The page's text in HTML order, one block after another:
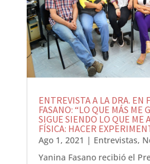
ENTREVISTA A LA DRA. EN
FASANO: “LO QUE MÁS ME
SIGUE SIENDO LO QUE ME
FÍSICA: HACER
Ago 1, 2021 | Entrevistas,
Yanina Fasano recibió el